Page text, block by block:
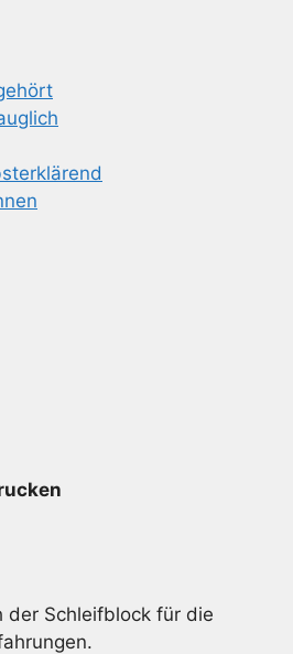
der Schleifblock für die